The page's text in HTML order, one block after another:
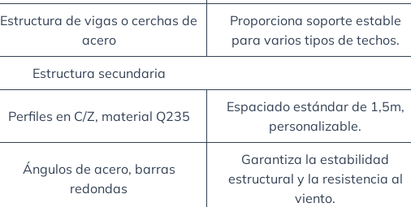
Estructura de vigas o cerchas de
acero
Proporciona soporte estable
para varios tipos de techos.
Estructura secundaria
Perfiles en C/Z, material Q235
Espaciado estándar de 1,5m,
personalizable.
Ángulos de acero, barras
redondas
Garantiza la estabilidad
estructural y la resistencia al
viento.